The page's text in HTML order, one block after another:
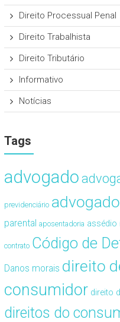
Direito Processual Penal
Direito Trabalhista
Direito Tributário
Informativo
Notícias
Tags
advogado
previdenciário
parental aposentadoria assédio
contrato Código de
Danos morais direito
consumidor direito
direitos do